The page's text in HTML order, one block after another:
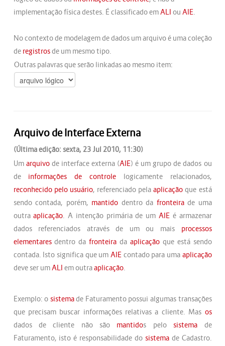
implementação física destes. É classificado emALI ou AIE.
No contexto de modelagem de dados um arquivo é uma coleção
de registrosde um mesmo tipo.
Outras palavras que serão linkadas ao mesmo item:
Arquivo de Interface Externa
(Última edição: sexta, 23 Jul 2010, 11:30)
Um arquivode interface externa (AIE) é um grupo de dados ou
de informações de controlelogicamente relacionados,
reconhecido pelo usuário, referenciado pelaaplicação que está
sendo contada, porém, mantido dentro da fronteirade uma
outraaplicação. A intenção primária de um AIEé armazenar
dados referenciados através de um ou mais processos
elementaresdentro dafronteira da aplicaçãoque está sendo
contada. Isto significa que um AIEcontado para uma aplicação
deve ser umALI em outraaplicação.
Exemplo: o sistemade Faturamento possui algumas transações
que precisam buscar informações relativas a cliente. Mas os
dados de cliente não são mantidos pelosistema de
Faturamento, isto é responsabilidade do sistemade Cadastro.